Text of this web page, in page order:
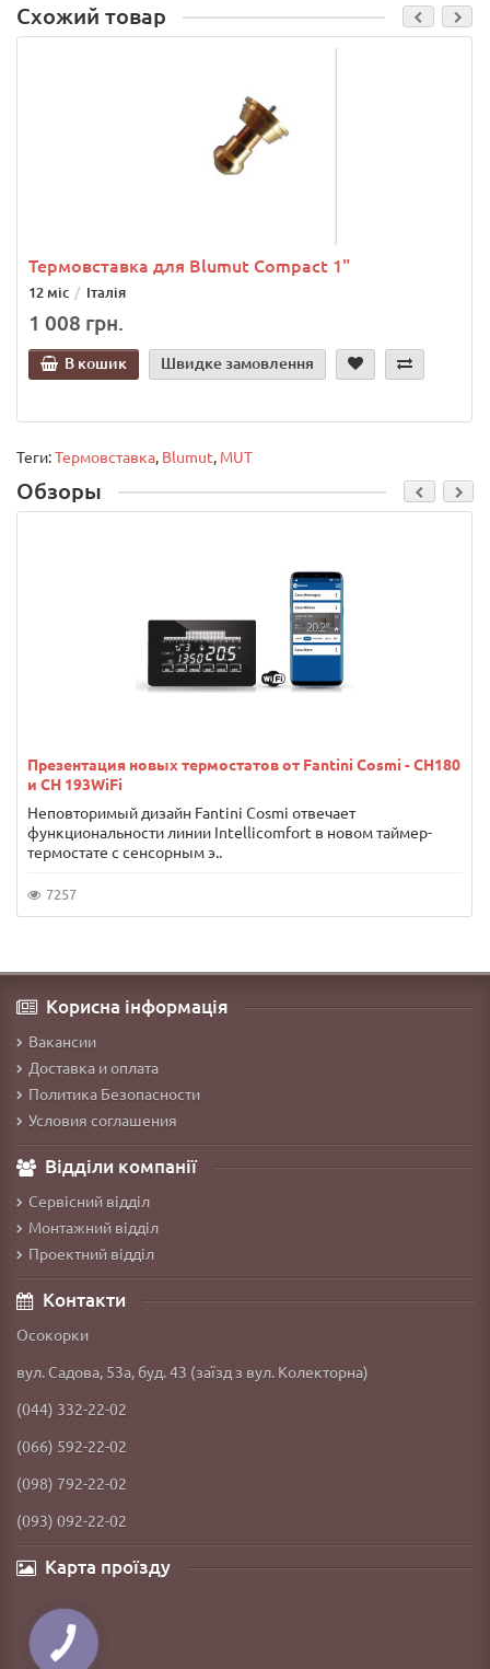
Схожий товар
Термовставка для Blumut Compact 1"
12 міс Італія
1 008 грн.
В кошик Швидке замовлення
Теги:Термовставка, Blumut, MUT
Обзоры
Презентация новых термостатов от Fantini Cosmi - CH180
и CH 193WiFi
Неповторимый дизайн Fantini Cosmi отвечает
функциональности линии Intellicomfort в новом таймер-
термостате с сенсорным э..
7257
Корисна інформація
Вакансии
Доставка и оплата
Политика Безопасности
Условия соглашения
Відділи компанії
Сервісний відділ
Монтажний відділ
Проектний відділ
Контакти
Осокорки
вул. Садова, 53а, буд. 43 (заїзд з вул. Колекторна)
(044) 332-22-02
(066) 592-22-02
(098) 792-22-02
(093) 092-22-02
Карта проїзду